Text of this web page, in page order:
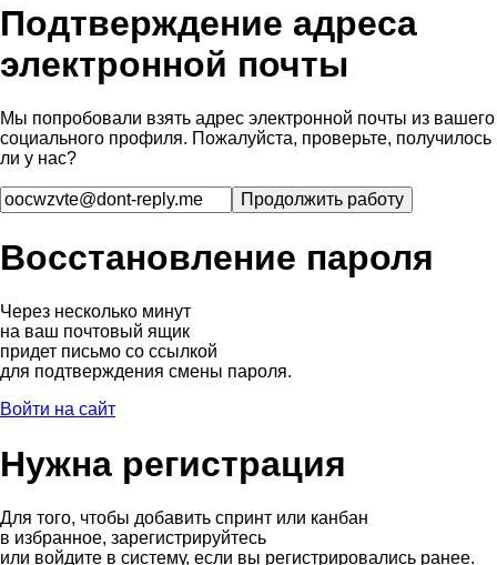
Подтверждение адреса
электронной почты
Мы попробовали взять адрес электронной почты из вашего
социального профиля. Пожалуйста, проверьте, получилось
ли у нас?
Восстановление пароля
Через несколько минут
на ваш почтовый ящик
придет письмо со ссылкой
для подтверждения смены пароля.
Войти на сайт
Нужна регистрация
Для того, чтобы добавить спринт или канбан
в избранное, зарегистрируйтесь
или войдите в систему, если вы регистрировались ранее.